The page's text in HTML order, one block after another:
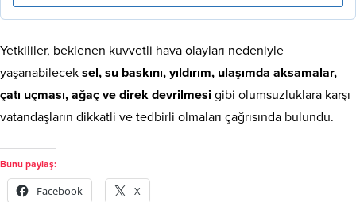
Yetkililer, beklenen kuvvetli hava olayları nedeniyle
yaşanabilecek sel, su baskını, yıldırım, ulaşımda aksamalar,
çatı uçması, ağaç ve direk devrilmesi gibi olumsuzluklara karşı
vatandaşların dikkatli ve tedbirli olmaları çağrısında bulundu.
Bunu paylaş:
Facebook X